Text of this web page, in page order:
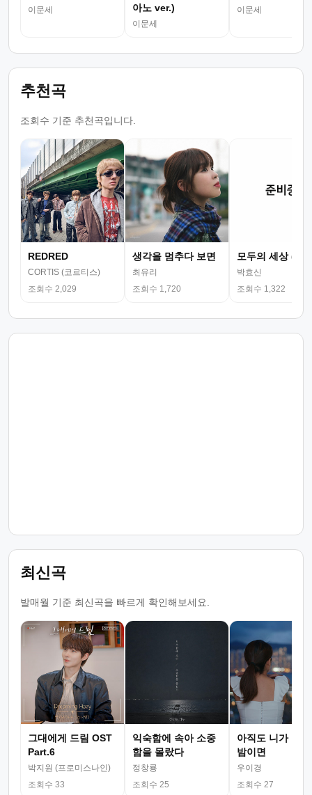
이문세
아노 ver.)
이문세
이문세
추천곡
조회수 기준 추천곡입니다.
REDRED
CORTIS (코르티스)
조회수 2,029
생각을 멈추다 보면
최유리
조회수 1,720
모두의 세상 (뮤
박효신
조회수 1,322
최신곡
발매월 기준 최신곡을 빠르게 확인해보세요.
그대에게 드림 OST
Part.6
박지원 (프로미스나인)
조회수 33
익숙함에 속아 소중
함을 몰랐다
정창룡
조회수 25
아직도 니가 그
밤이면
우이경
조회수 27